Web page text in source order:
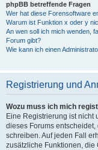
phpBB betreffende Fragen
Wer hat diese Forensoftware
Warum ist Funktion x oder y
An wen soll ich mich wenden,
Forum gibt?
Wie kann ich einen
Registrierung und
Wozu muss ich mich
Eine Registrierung ist nicht
dieses Forums
schreiben. Auf jeden Fall
zusätzliche Funktionen, die